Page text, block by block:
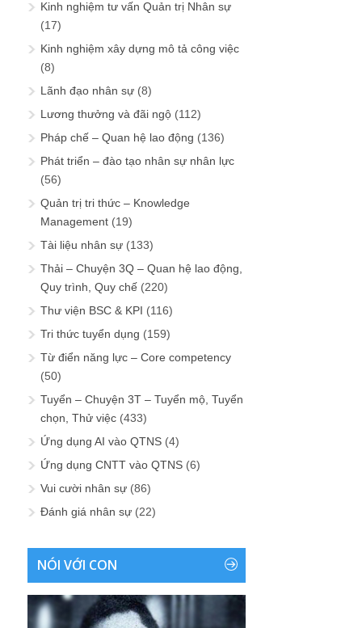
Kinh nghiệm tư vấn Quản trị Nhân sự
(17)
Kinh nghiệm xây dựng mô tả công việc
(8)
Lãnh đạo nhân sự (8)
Lương thưởng và đãi ngộ (112)
Pháp chế – Quan hệ lao động (136)
Phát triển – đào tạo nhân sự nhân lực
(56)
Quản trị tri thức – Knowledge
Management (19)
Tài liệu nhân sự (133)
Thải – Chuyện 3Q – Quan hệ lao động,
Quy trình, Quy chế (220)
Thư viện BSC & KPI (116)
Tri thức tuyển dụng (159)
Từ điển năng lực – Core competency
(50)
Tuyển – Chuyện 3T – Tuyển mộ, Tuyển
chọn, Thử việc (433)
Ứng dụng AI vào QTNS (4)
Ứng dụng CNTT vào QTNS (6)
Vui cười nhân sự (86)
Đánh giá nhân sự (22)
NÓI VỚI CON